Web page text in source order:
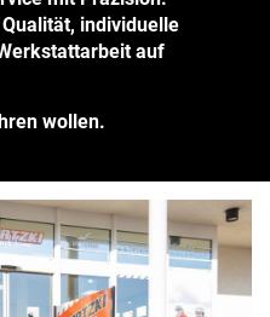
individuelle
auf
wollen.